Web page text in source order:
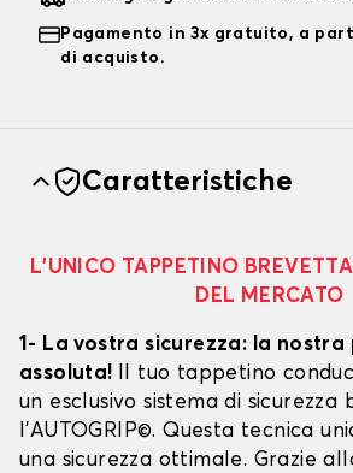
Pagamento in 3x gratuito, a
di acquisto.
Caratteristiche
L’UNICO TAPPETINO
DEL MERCATO
1- La vostra sicurezza: la
assoluta! Il tuo tappetino
un esclusivo sistema di sicurezza
l’AUTOGRIP©. Questa tecnica
una sicurezza ottimale. Grazie